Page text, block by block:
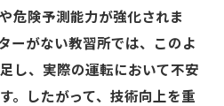
危険予測能力が強化されま
ーがない教習所では、このよ
し、実際の運転において不安
。したがって、技術向上を重